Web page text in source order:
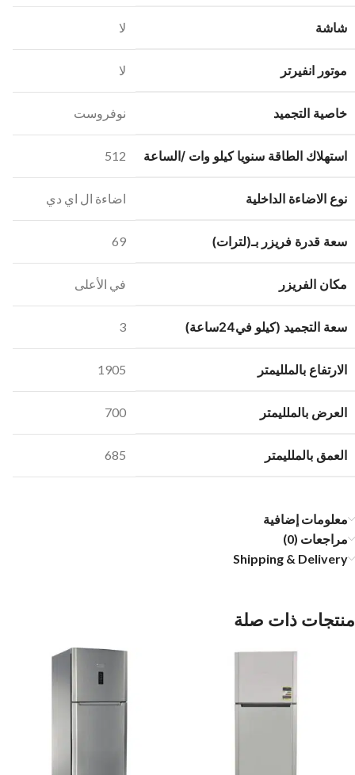
شاشة لا
موتور انفيرتر لا
خاصية التجميد نوفروست
استهلاك الطاقة سنويا كيلو وات /الساعة 512
نوع الاضاءة الداخلية اضاءة ال اي دي
سعة قدرة فريزر بـ(لترات) 69
مكان الفريزر في الأعلى
سعة التجميد (كيلو في24ساعة) 3
الارتفاع بالملليمتر 1905
العرض بالملليمتر 700
العمق بالملليمتر 685
معلومات إضافية
مراجعات (0)
Shipping & Delivery
منتجات ذات صلة